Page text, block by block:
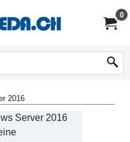
0
2016
Server 2016